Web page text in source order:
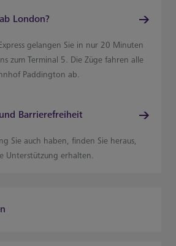
London?
gelangen Sie in nur 20 Minuten
zum Terminal 5. Die Züge fahren alle
Paddington ab.
Barrierefreiheit
Sie auch haben, finden Sie heraus,
Unterstützung erhalten.